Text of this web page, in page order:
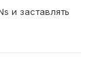
и заставлять